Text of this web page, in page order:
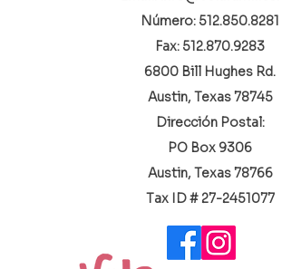
Número: 512.850.8281
Fax: 512.870.9283
6800 Bill Hughes Rd.
Austin, Texas 78745
Dirección Postal:
PO Box 9306
Austin, Texas 78766
​Tax ID # 27-2451077